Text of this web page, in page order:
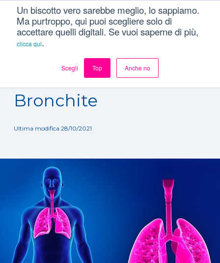
Un biscotto vero sarebbe meglio, lo sappiamo.
Ma purtroppo, qui puoi scegliere solo di
accettare quelli digitali. Se vuoi saperne di più,
clicca qui.
Scegli Top Anche no
Patologie/ Bronchite
Bronchite
Ultima modifica 28/10/2021